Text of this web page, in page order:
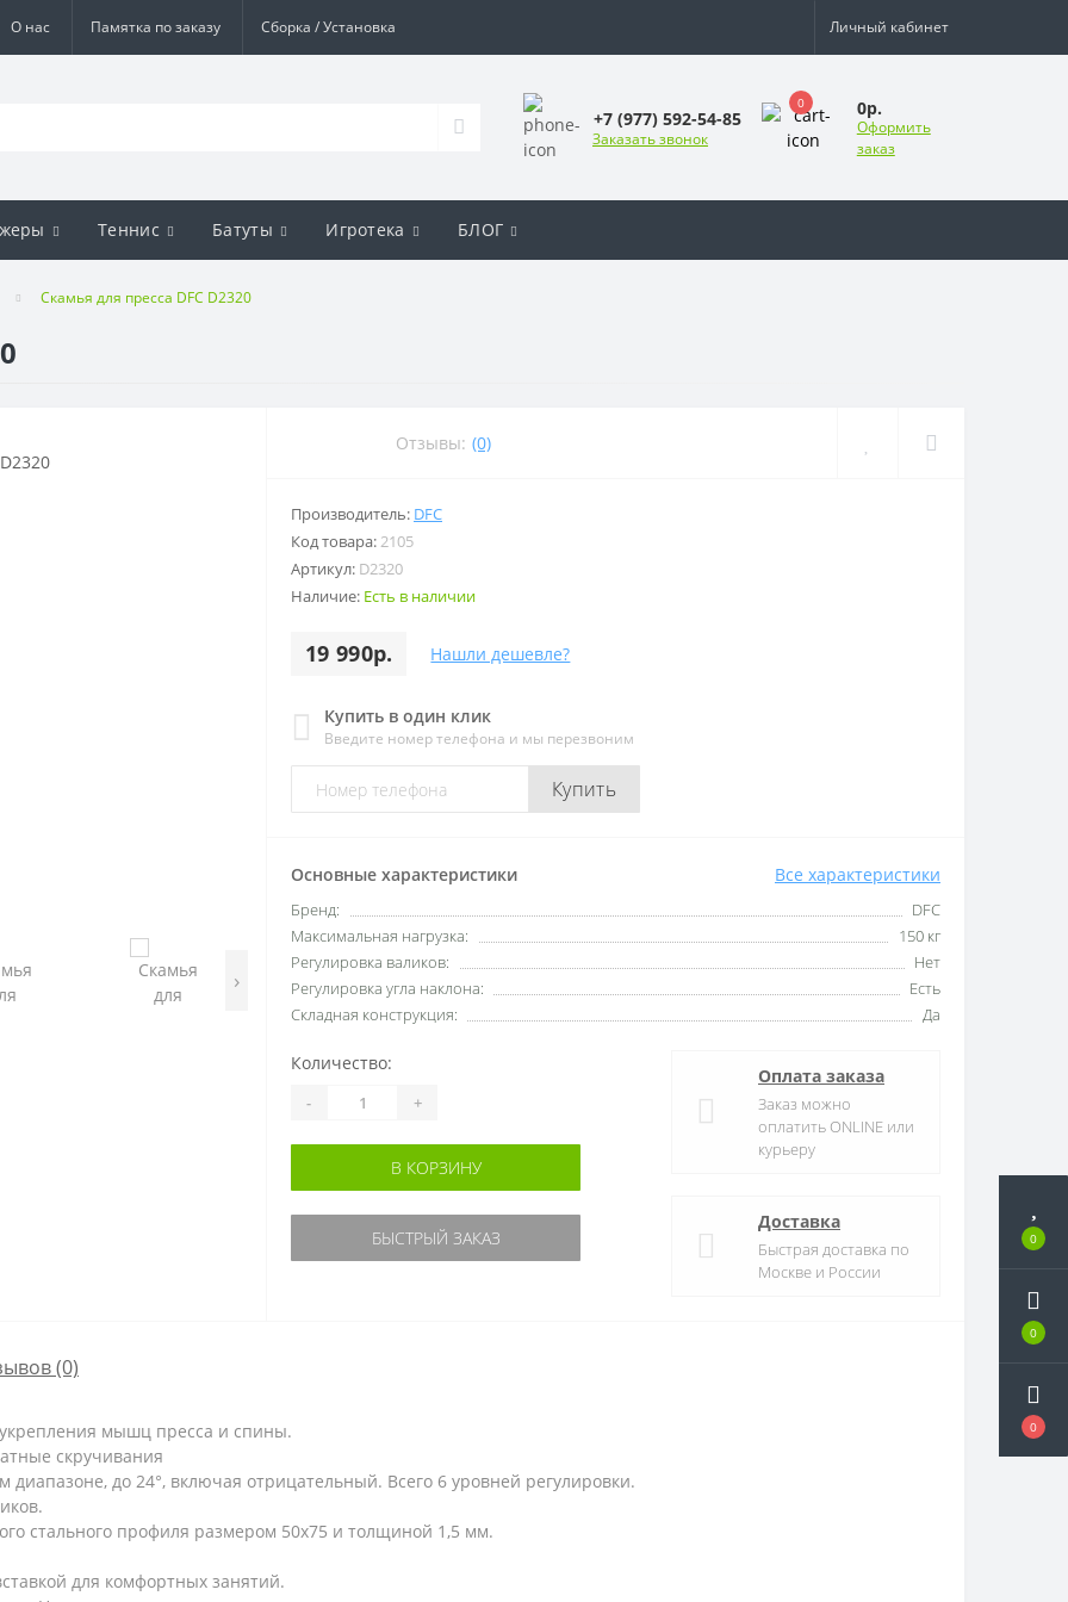
0
0
0
О нас Памятка по заказу Сборка / Установка Личный кабинет
+7 (977) 592-54-85
Заказать звонок
0 0р.
Оформить
заказ
Теннис Батуты Игротека БЛОГ
Скамья для пресса DFC D2320
›
Отзывы: (0)
Производитель: DFC
Код товара:2105
Артикул: D2320
Наличие: Есть в наличии
19 990р. Нашли дешевле?
Купить в один клик
Введите номер телефона и мы перезвоним
Купить
Основные характеристики Все характеристики
Бренд:
DFC
Максимальная нагрузка:
150 кг
Регулировка валиков:
Нет
Регулировка угла наклона:
Есть
Складная конструкция:
Да
Количество:
- +
В КОРЗИНУ
БЫСТРЫЙ ЗАКАЗ
Оплата заказа
Заказ можно
оплатить ONLINE или
курьеру
Доставка
Быстрая доставка по
Москве и России
(0)
мышц пресса и спины.
скручивания
диапазоне, до 24°, включая отрицательный. Всего 6 уровней регулировки.
стального профиля размером 50х75 и толщиной 1,5 мм.
для комфортных занятий.